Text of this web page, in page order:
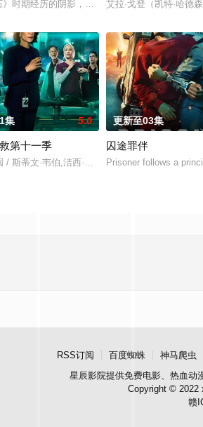
国度》角色）的继姐妹。她一边在小镇
时期经历的阴影，Beth和Rip努力共筑未来，
艾拉·戈登（凯特·哈德
喜剧，通过新入职临时工Anthony的视角，记
集 5.0
第十一季
/ 斯蒂文·韦伯,洁西·斯克拉姆,卢克·米切尔,莎拉·
更新至03集
囚途罪伴
Prisoner follows a
RSS订阅 百度蜘蛛 神马爬虫
星辰影院提供免费电影、热血动
Copyright © 2022
赣